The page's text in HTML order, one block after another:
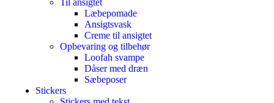
Læbepomade
Ansigtsvask
Creme til ansigtet
Opbevaring og tilbehør
Loofah svampe
Dåser med dræn
Sæbeposer
Stickers